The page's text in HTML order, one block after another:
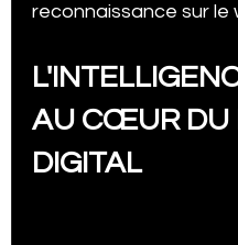
reconnaissance sur le
AU CŒUR DU
DIGITAL